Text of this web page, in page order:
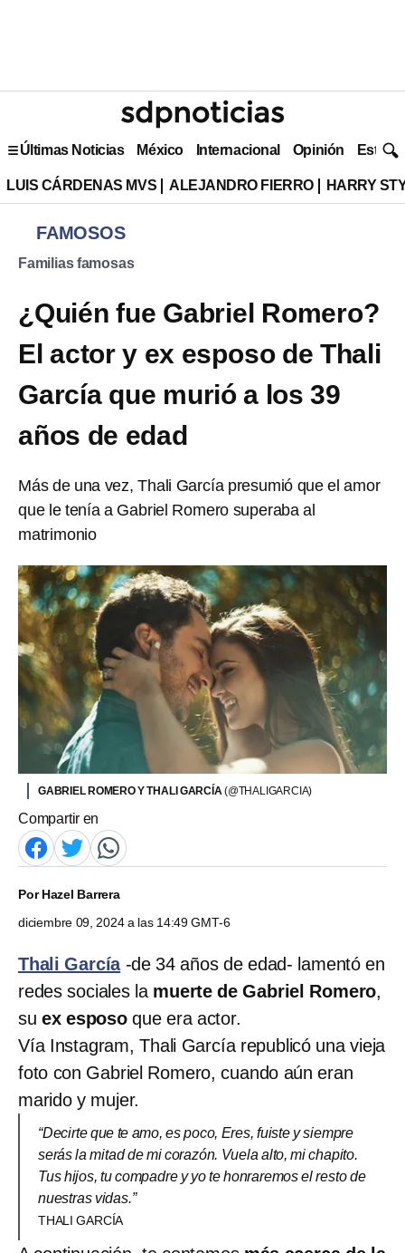
Últimas Noticias México Internacional Opinión Estilo
LUIS CÁRDENAS MVS ALEJANDRO FIERRO HARRY
FAMOSOS
Familias famosas
¿Quién fue Gabriel Romero?
El actor y ex esposo de Thali
García que murió a los 39
años de edad
Más de una vez, Thali García presumió que el amor
que le tenía a Gabriel Romero superaba al
matrimonio
GABRIEL ROMERO Y THALI GARCÍA(@THALIGARCIA)
Compartir en
PorHazel Barrera
diciembre 09, 2024 a las 14:49 GMT-6
Thali García-de 34 años de edad- lamentó en
redes sociales la muerte de Gabriel Romero,
su ex esposoque era actor.
Vía Instagram, Thali García republicó una vieja
foto con Gabriel Romero, cuando aún eran
marido y mujer.
“Decirte que te amo, es poco, Eres, fuiste y siempre
serás la mitad de mi corazón. Vuela alto, mi chapito.
Tus hijos, tu compadre y yo te honraremos el resto de
nuestras vidas.”
THALI GARCÍA